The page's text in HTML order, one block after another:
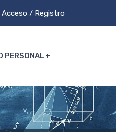
Acceso / Registro
PERSONAL